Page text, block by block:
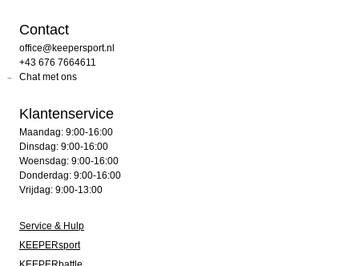
Contact
office@keepersport.nl
+43 676 7664611
Chat met ons
Klantenservice
Maandag: 9:00-16:00
Dinsdag: 9:00-16:00
Woensdag: 9:00-16:00
Donderdag: 9:00-16:00
Vrijdag: 9:00-13:00
Service & Hulp
KEEPERsport